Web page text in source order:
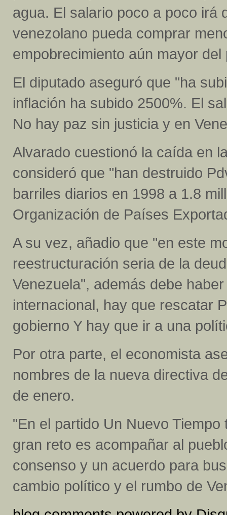
agua. El salario poco a poco irá
venezolano pueda comprar
empobrecimiento aún mayor
El diputado aseguró que "ha
inflación ha subido 2500%. El
No hay paz sin justicia y en
Alvarado cuestionó la caída en
consideró que "han destruido
barriles diarios en 1998 a 1.8
Organización de Países
A su vez, añadio que "en este
reestructuración seria de la
Venezuela", además debe
internacional, hay que rescatar
gobierno Y hay que ir a una
Por otra parte, el economista
nombres de la nueva directiva
de enero.
"En el partido Un Nuevo
gran reto es acompañar al
consenso y un acuerdo para
cambio político y el rumbo de